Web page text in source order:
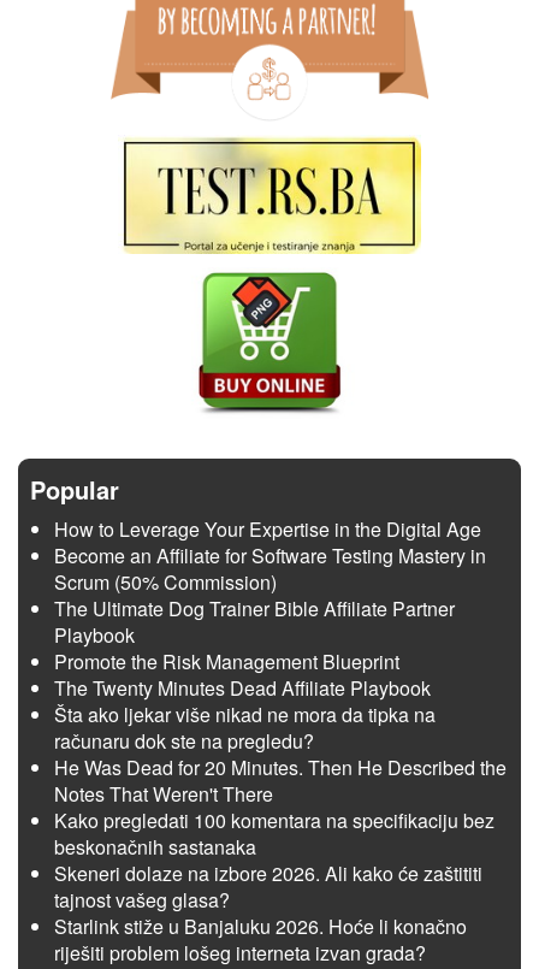
Popular
How to Leverage Your Expertise in the Digital Age
Become an Affiliate for Software Testing Mastery in
Scrum (50% Commission)
The Ultimate Dog Trainer Bible Affiliate Partner
Playbook
Promote the Risk Management Blueprint
The Twenty Minutes Dead Affiliate Playbook
Šta ako ljekar više nikad ne mora da tipka na
računaru dok ste na pregledu?
He Was Dead for 20 Minutes. Then He Described the
Notes That Weren't There
Kako pregledati 100 komentara na specifikaciju bez
beskonačnih sastanaka
Skeneri dolaze na izbore 2026. Ali kako će zaštititi
tajnost vašeg glasa?
Starlink stiže u Banjaluku 2026. Hoće li konačno
riješiti problem lošeg interneta izvan grada?